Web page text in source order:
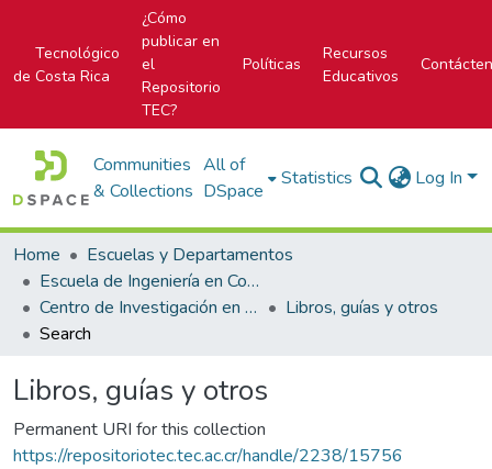
Tecnológico
de Costa Rica
¿Cómo
publicar en
el
Repositorio
TEC?
Políticas
Recursos
Educativos
Communities
& Collections
All of
DSpace
Statistics Log In
Home
Escuelas y Departamentos
Escuela de Ingeniería en Construcción
Centro de Investigación en Construcción (CIVCO)
Libros, guías y otros
Search
Libros, guías y otros
Permanent URI for this collection
https://repositoriotec.tec.ac.cr/handle/2238/15756